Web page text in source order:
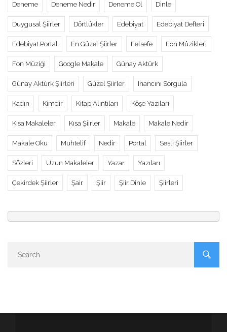
Deneme Deneme Nedir Deneme Ol Dinle
Duygusal Şiirler Dörtlükler Edebiyat Edebiyat Defteri
Edebiyat Portal En Güzel Şiirler Felsefe Fon Müzikleri
Fon Müziği Google Makale Günay Aktürk
Günay Aktürk Şiirleri Güzel Şiirler Inancını Sorgula
Kadın Kimdir Kitap Alıntıları Köşe Yazıları
Kısa Makaleler Kısa Şiirler Makale Makale Nedir
Makale Oku Muhtelif Nedir Portal Sesli Şiirler
Sözleri Uzun Makaleler Yazar Yazıları
Çekirdek Şiirler Şair Şiir Şiir Dinle Şiirleri